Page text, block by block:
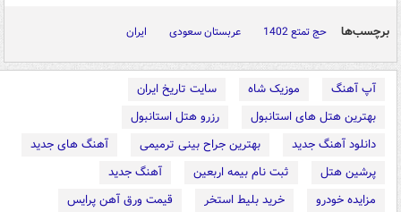
برچسب‌ها حج تمتع 1402 عربستان سعودی ایران
آپ آهنگ موزیک شاه
سایت تاریخ ایران
بهترین هتل های استانبول
رزرو هتل استانبول
دانلود آهنگ جدید
بهترین جراح بینی ترمیمی
آهنگ های جدید
پرشین هتل
ثبت نام بیمه اربعین
آهنگ جدید
مزایده خودرو
خرید بلیط استخر
قیمت ورق آهن پرایس